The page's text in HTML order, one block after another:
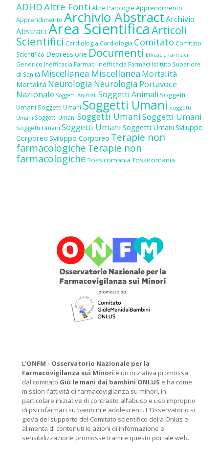
ADHDAltre Fonti Altre Patologie Apprendimento
Apprendimento Archivio AbstractArchivio
AbstractArea ScientificaArticoli
Scientifici Cardiologia Cardiologia Comitato Comitato
Scientifico Depressione Documenti Efficacia farmaci
Generico Inefficacia Farmaci Inefficacia Farmaci Istituto Superiore
di Sanità Miscellanea Miscellanea Mortalità
Mortalità Neurologia Neurologia Portavoce
Nazionale Soggetti Animali Soggetti Animali Soggetti
Umani Soggetti Umani Soggetti Umani Soggetti
Umani Soggetti Umani Soggetti UmaniSoggetti Umani
Soggetti Umani Soggetti Umani Soggetti Umani Sviluppo
Corporeo Sviluppo Corporeo Terapie non
farmacologicheTerapie non
farmacologiche Tossicomania Tossicomania
L'ONFM - Osservatorio Nazionale per la
Farmacovigilanza sui Minori è un iniziativa promossa
dal comitato Giù le mani dai bambini ONLUS e ha come
mission l'attività di farmacovigilanza su minori, in
particolare iniziative di contrasto all’abuso e uso improprio
di psicofarmaci su bambini e adolescenti. L’Osservatorio si
giova del supporto del Comitato scientifico della Onlus e
alimenta di contenuti le azioni di informazione e
sensibilizzazione promosse tramite questo portale web.